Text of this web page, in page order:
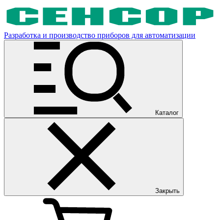
Разработка и производство приборов для автоматизации
Каталог
Закрыть